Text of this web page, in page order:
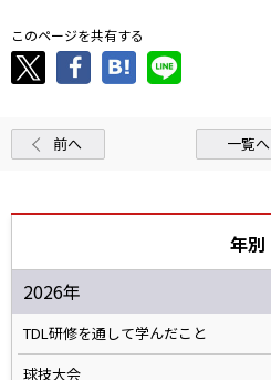
このページを共有する
前へ 一覧へ
年別
2026年
TDL研修を通して学んだこと
球技大会